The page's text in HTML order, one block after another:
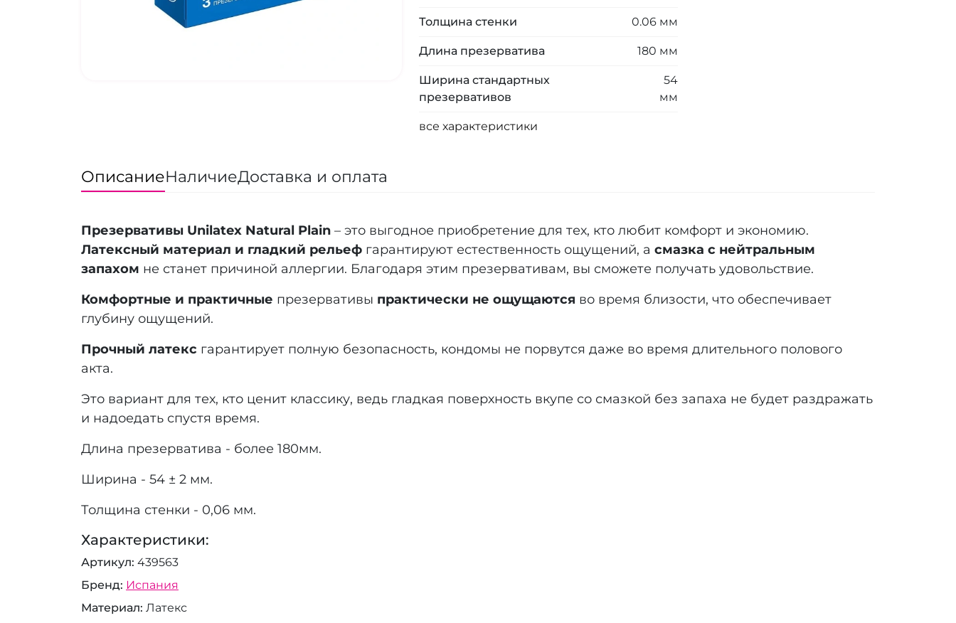
Толщина стенки 0.06 мм
Длина презерватива 180 мм
Ширина стандартных
презервативов
54
мм
все характеристики
ОписаниеНаличиеДоставка и оплата
Презервативы Unilatex Natural Plain – это выгодное приобретение для тех, кто любит комфорт и экономию.
Латексный материал и гладкий рельеф гарантируют естественность ощущений, а смазка с нейтральным
запахом не станет причиной аллергии. Благодаря этим презервативам, вы сможете получать удовольствие.
Комфортные и практичные презервативы практически не ощущаются во время близости, что обеспечивает
глубину ощущений.
Прочный латекс гарантирует полную безопасность, кондомы не порвутся даже во время длительного полового
акта.
Это вариант для тех, кто ценит классику, ведь гладкая поверхность вкупе со смазкой без запаха не будет раздражать
и надоедать спустя время.
Длина презерватива - более 180мм.
Ширина - 54 ± 2 мм.
Толщина стенки - 0,06 мм.
Характеристики:
Артикул 439563
Бренд Испания
Материал Латекс